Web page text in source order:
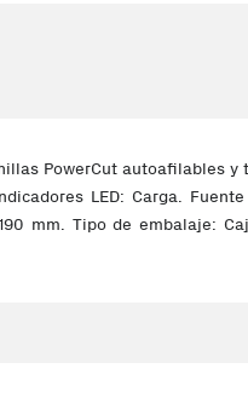
PowerCut autoafilables y
LED: Carga.
mm. Tipo de embalaje: